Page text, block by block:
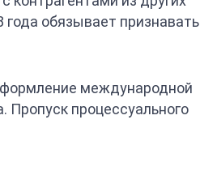
обязывает признавать
международной
Пропуск процессуального